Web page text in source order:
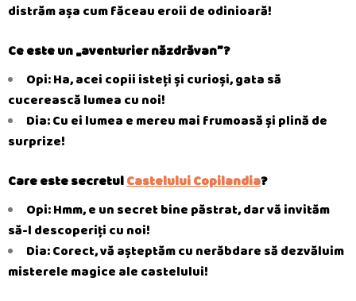
distrăm așa cum făceau eroii de odinioară!
Ce este un „aventurier năzdrăvan”?
Opi: Ha, acei copii isteți și curioși, gata să
cucerească lumea cu noi!
Dia: Cu ei lumea e mereu mai frumoasă și plină de
surprize!
Care este secretulCastelului Copilandia?
Opi: Hmm, e un secret bine păstrat, dar vă invităm
să-l descoperiți cu noi!
Dia: Corect, vă așteptăm cu nerăbdare să dezvăluim
misterele magice ale castelului!